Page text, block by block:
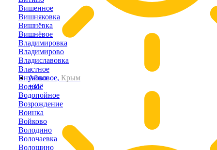
Айвовое, Крым
+31°
Вишенное
Вишняковка
Вишнёвка
Вишнёвое
Владимировка
Владимирово
Владиславовка
Властное
Внуково
Водное
Водопойное
Возрождение
Воинка
Войково
Володино
Волочаевка
Волошино